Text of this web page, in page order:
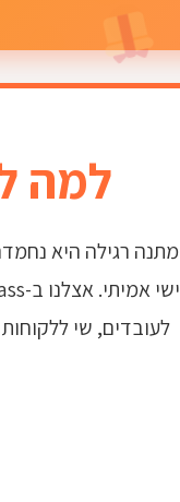
למה
מתנה רגילה היא
לעובדים, שי